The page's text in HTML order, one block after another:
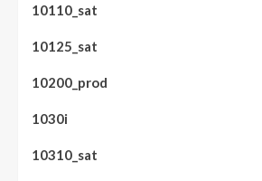
10110_sat
10125_sat
10200_prod
1030i
10310_sat